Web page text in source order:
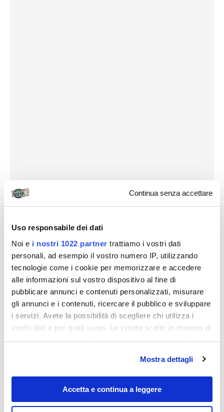
Continua senza accettare
Uso responsabile dei dati
Noi e i nostri 1022 partner trattiamo i vostri dati
personali, ad esempio il vostro numero IP, utilizzando
tecnologie come i cookie per memorizzare e accedere
alle informazioni sul vostro dispositivo al fine di
pubblicare annunci e contenuti personalizzati, misurare
gli annunci e i contenuti, ricercare il pubblico e sviluppare
i servizi. Avete la possibilità di scegliere chi utilizza i
vostri dati e per quali scopi. Le vostre scelte in materia di
privacy sono applicabili solo su questa proprietà digitale
modificare o revocare il proprio consenso in qualsiasi
momento dalla Dichiarazione sui cookie o facendo clic
sull'icona di attivazione della privacy.
Mostra dettagli
Accetta e continua a leggere
Destinazioni